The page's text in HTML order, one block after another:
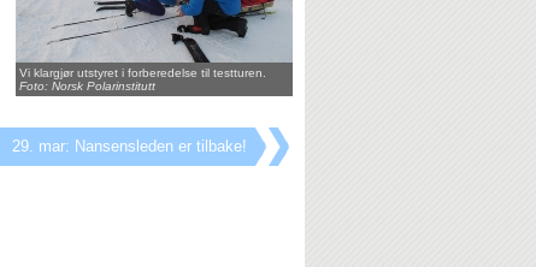
Vi klargjør utstyret i forberedelse til testturen.
Foto: Norsk Polarinstitutt
29. mar: Nansensleden er tilbake!